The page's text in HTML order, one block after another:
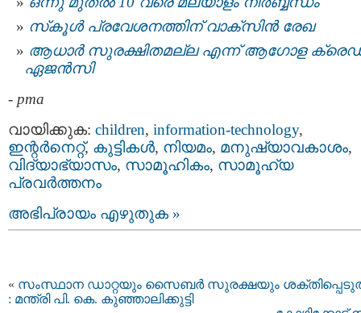
സ്‌കൂള്‍ പ്രവേശനത്തിന് വാക്‌സിന്‍ രേഖ
ആധാര്‍ സുരക്ഷിതമല്ല എന്ന് ആഗോള
ഏജന്‍സി
- pma
വായിക്കുക: children, information-technology,
ഇന്റര്‍നെറ്റ്‌, കുട്ടികള്‍, നിയമം, മനുഷ്യാവകാശം,
വിദ്യാഭ്യാസം, സാമൂഹികം, സാമൂഹ്യ
പ്രവര്‍ത്തനം
അഭിപ്രായം എഴുതുക »
« സംസ്ഥാന ഡാറ്റയും സൈബർ സുരക്ഷയും
: മന്ത്രി പി. കെ. കുഞ്ഞാലിക്കുട്ടി